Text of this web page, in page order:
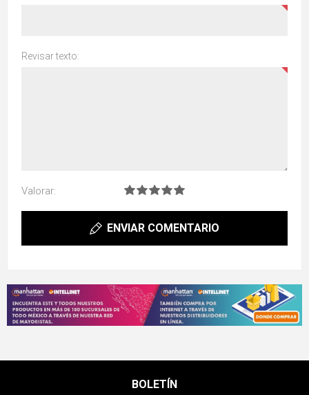
Revisar texto:
Valorar:
ENVIAR COMENTARIO
BOLETÍN